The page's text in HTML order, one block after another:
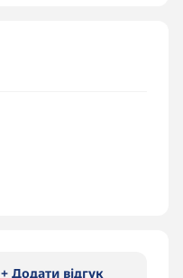
+ Додати відгук